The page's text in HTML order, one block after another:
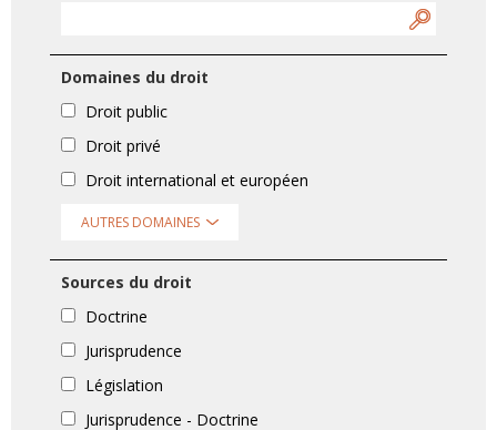
Domaines du droit
Droit public
Droit privé
Droit international et européen
AUTRES DOMAINES
Sources du droit
Doctrine
Jurisprudence
Législation
Jurisprudence - Doctrine